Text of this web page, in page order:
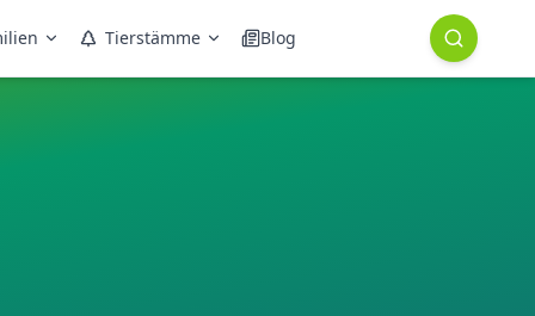
Tierstämme Blog